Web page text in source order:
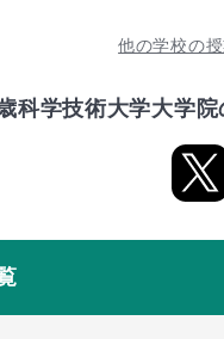
他の学校の
科学技術大学大学